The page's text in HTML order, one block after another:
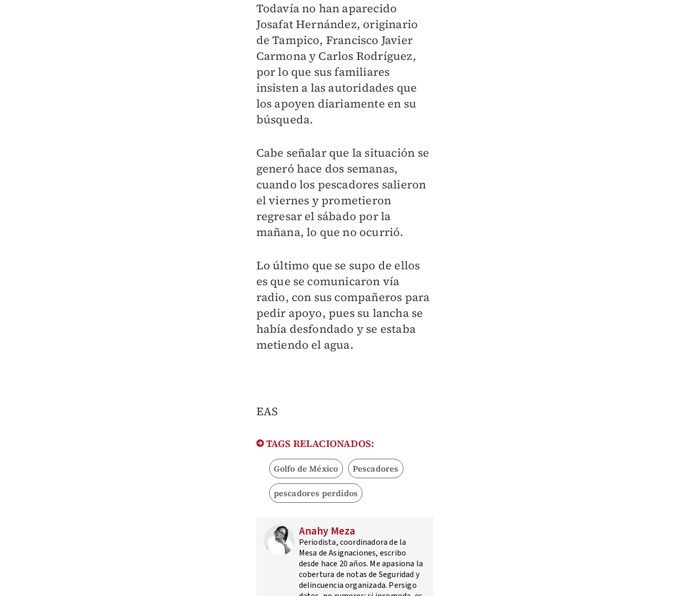
Todavía no han aparecido
Josafat Hernández, originario
de Tampico, Francisco Javier
Carmona y Carlos Rodríguez,
por lo que sus familiares
insisten a las autoridades que
los apoyen diariamente en su
búsqueda.
Cabe señalar que la situación se
generó hace dos semanas,
cuando los pescadores salieron
el viernes y prometieron
regresar el sábado por la
mañana, lo que no ocurrió.
Lo último que se supo de ellos
es que se comunicaron vía
radio, con sus compañeros para
pedir apoyo, pues su lancha se
había desfondado y se estaba
metiendo el agua.
EAS
TAGS RELACIONADOS:
Golfo de México Pescadores
pescadores perdidos
Anahy Meza
Periodista, coordinadora de la
Mesa de Asignaciones, escribo
desde hace 20 años. Me apasiona la
cobertura de notas de Seguridad y
delincuencia organizada. Persigo